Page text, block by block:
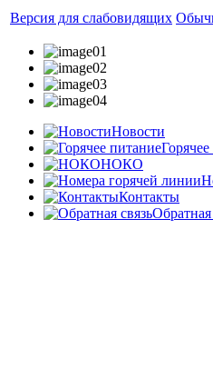
Версия для слабовидящих
Новости
НОКО
Контакты
Обратная